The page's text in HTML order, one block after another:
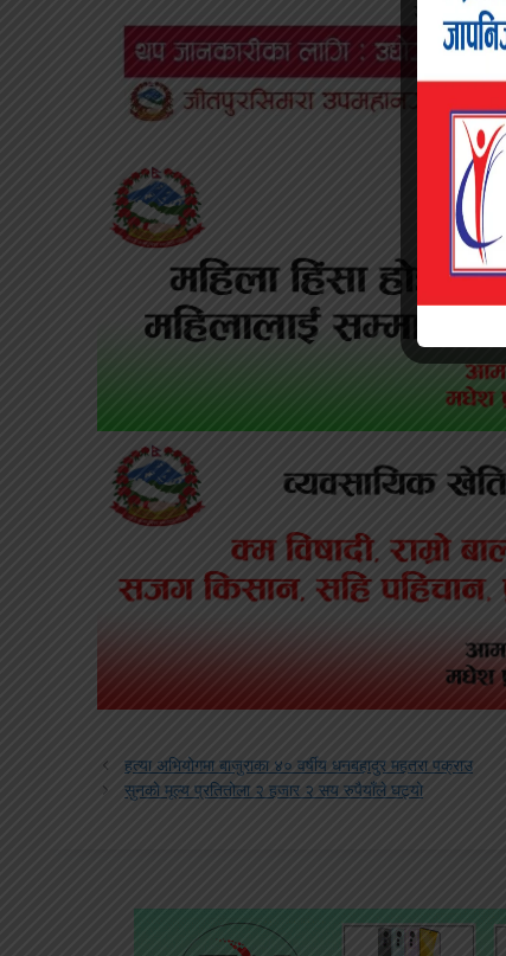
हत्या अभियोगमा बाजुराका ४० वर्षीय धनबहादुर महतरा पक्राउ
सुनको मूल्य प्रतितोला २ हजार २ सय रुपैयाँले घट्यो